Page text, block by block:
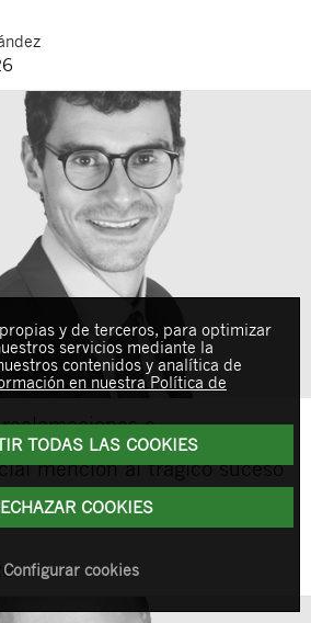
reclamaciones e
resultas de los accidentes
mención al trágico suceso
y de terceros, para optimizar
servicios mediante la
contenidos y analítica de
en nuestra Política de
TODAS LAS COOKIES
COOKIES
Configurar cookies